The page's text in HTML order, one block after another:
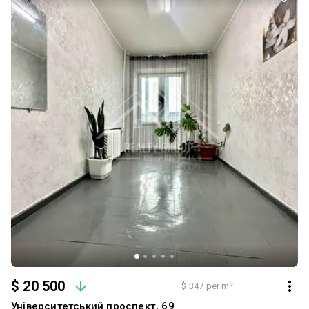
вашої уваги.
$ 20 500 $ 347 per m²
Університетський проспект, 69